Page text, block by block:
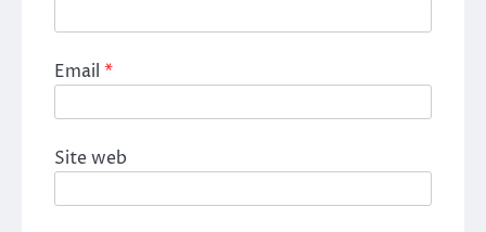
Email *
Site web